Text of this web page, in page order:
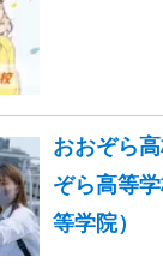
おおぞら
ぞら高等
等学院）